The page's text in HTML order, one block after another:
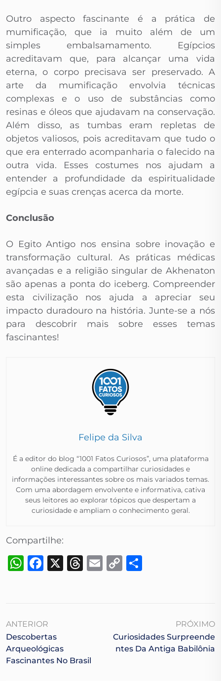
Outro aspecto fascinante é a prática de
mumificação, que ia muito além de um
simples embalsamamento. Egípcios
acreditavam que, para alcançar uma vida
eterna, o corpo precisava ser preservado. A
arte da mumificação envolvia técnicas
complexas e o uso de substâncias como
resinas e óleos que ajudavam na conservação.
Além disso, as tumbas eram repletas de
objetos valiosos, pois acreditavam que tudo o
que era enterrado acompanharia o falecido na
outra vida. Esses costumes nos ajudam a
entender a profundidade da espiritualidade
egípcia e suas crenças acerca da morte.
Conclusão
O Egito Antigo nos ensina sobre inovação e
transformação cultural. As práticas médicas
avançadas e a religião singular de Akhenaton
são apenas a ponta do iceberg. Compreender
esta civilização nos ajuda a apreciar seu
impacto duradouro na história. Junte-se a nós
para descobrir mais sobre esses temas
fascinantes!
Felipe da Silva
É a editor do blog “1001 Fatos Curiosos”, uma plataforma
online dedicada a compartilhar curiosidades e
informações interessantes sobre os mais variados temas.
Com uma abordagem envolvente e informativa, cativa
seus leitores ao explorar tópicos que despertam a
curiosidade e ampliam o conhecimento geral.​
Compartilhe:
WhatsApp
Facebook
X Threads
Email
Copy
ANTERIOR
Descobertas
Arqueológicas
Fascinantes No Brasil
PRÓXIMO
Curiosidades Surpreende
Ntes Da Antiga Babilônia